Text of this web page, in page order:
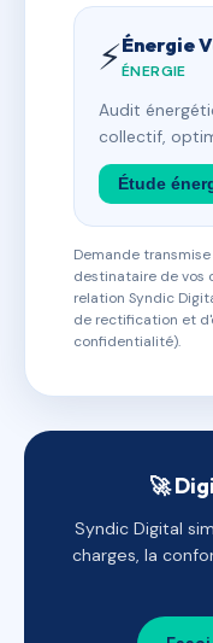
⚡Énergie
ÉNERGIE
Audit
collectif,
Étude
Demande
destinataire de vos
relation Syndic
de rectification et
confidentialité).
🚀
Syndic Digital
charges, la